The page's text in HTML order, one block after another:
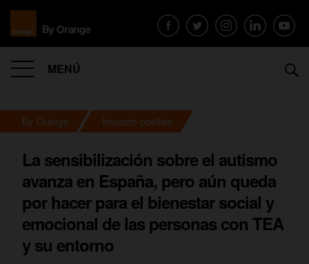
MENÚ
By Orange Impacto positivo
La sensibilización sobre el autismo
avanza en España, pero aún queda
por hacer para el bienestar social y
emocional de las personas con TEA
y su entorno